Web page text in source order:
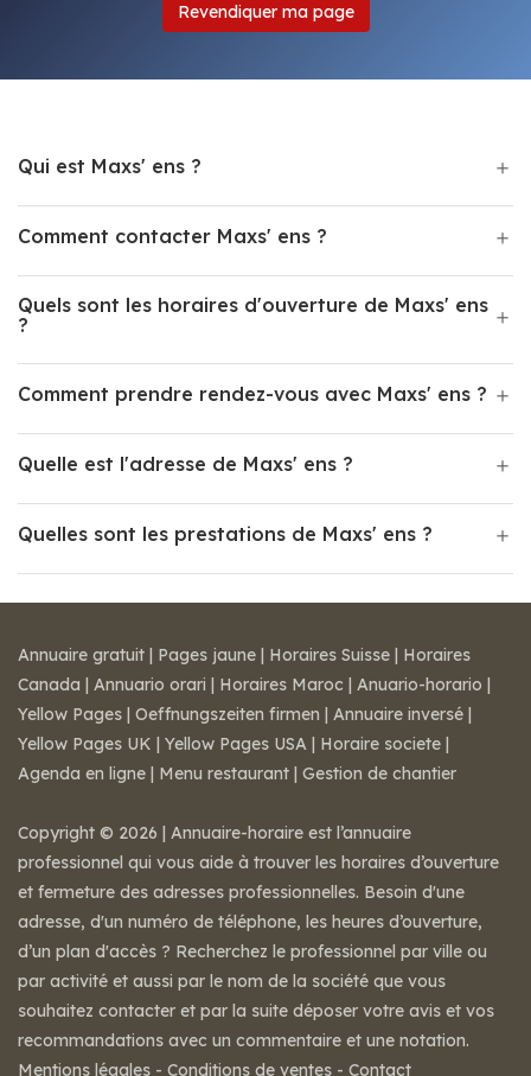
Revendiquer ma page
Qui est Maxs' ens ?
Comment contacter Maxs' ens ?
Quels sont les horaires d'ouverture de Maxs' ens
?
Comment prendre rendez-vous avec Maxs' ens ?
Quelle est l'adresse de Maxs' ens ?
Quelles sont les prestations de Maxs' ens ?
Annuaire gratuit | Pages jaune | Horaires Suisse | Horaires
Canada | Annuario orari | Horaires Maroc | Anuario-horario |
Yellow Pages | Oeffnungszeiten firmen | Annuaire inversé |
Yellow Pages UK | Yellow Pages USA | Horaire societe |
Agenda en ligne | Menu restaurant | Gestion de chantier
Copyright © 2026 | Annuaire-horaire est l’annuaire
professionnel qui vous aide à trouver les horaires d’ouverture
et fermeture des adresses professionnelles. Besoin d'une
adresse, d'un numéro de téléphone, les heures d’ouverture,
d’un plan d'accès ? Recherchez le professionnel par ville ou
par activité et aussi par le nom de la société que vous
souhaitez contacter et par la suite déposer votre avis et vos
recommandations avec un commentaire et une notation.
Mentions légales - Conditions de ventes - Contact